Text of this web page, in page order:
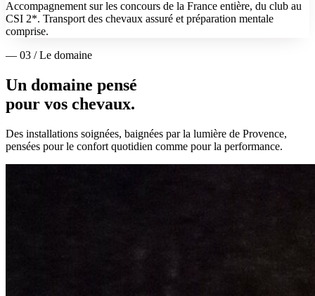
Accompagnement sur les concours de la France entière, du club au
CSI 2*. Transport des chevaux assuré et préparation mentale
comprise.
— 03 / Le domaine
Un domaine pensé
pour vos chevaux.
Des installations soignées, baignées par la lumière de Provence,
pensées pour le confort quotidien comme pour la performance.